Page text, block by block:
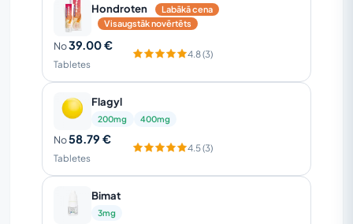
Hondroten
Labākā cena
Visaugstāk novērtēts
No39.00 €
Tabletes
4.8 (3)
Flagyl
200mg 400mg
No58.79 €
Tabletes
4.5 (3)
Bimat
3mg